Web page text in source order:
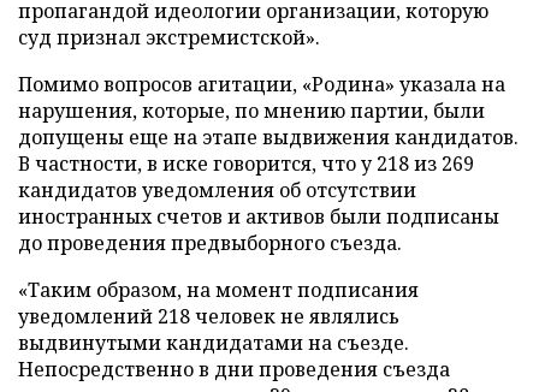
пропагандой идеологии организации, которую
суд признал экстремистской».
Помимо вопросов агитации, «Родина» указала на
нарушения, которые, по мнению партии, были
допущены еще на этапе выдвижения кандидатов.
В частности, в иске говорится, что у 218 из 269
кандидатов уведомления об отсутствии
иностранных счетов и активов были подписаны
до проведения предвыборного съезда.
«Таким образом, на момент подписания
уведомлений 218 человек не являлись
выдвинутыми кандидатами на съезде.
Непосредственно в дни проведения съезда